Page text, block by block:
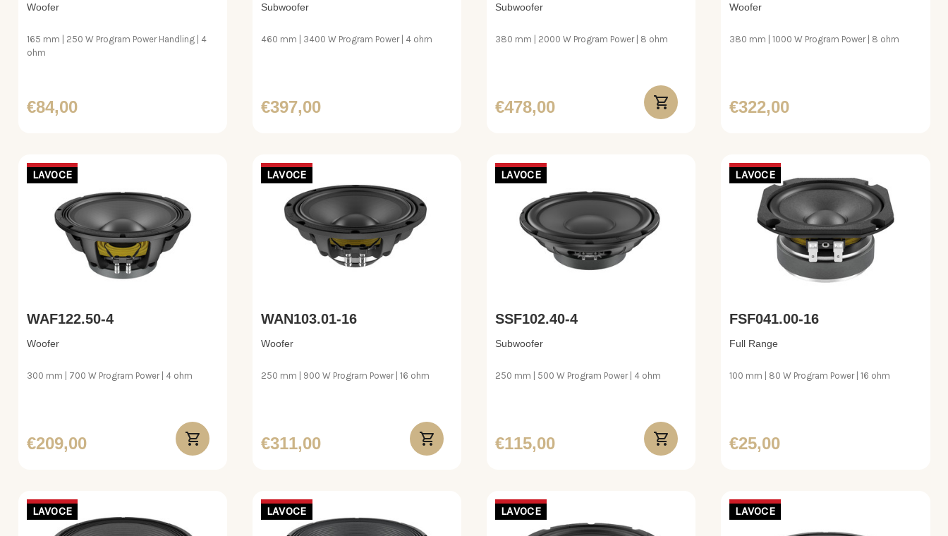
Woofer
165 mm | 250 W Program Power Handling | 4
ohm
€84,00
Subwoofer
460 mm | 3400 W Program Power | 4 ohm
€397,00
Subwoofer
380 mm | 2000 W Program Power | 8 ohm
€478,00
Woofer
380 mm | 1000 W Program Power | 8 ohm
€322,00
LAVOCE
WAF122.50-4
Woofer
300 mm | 700 W Program Power | 4 ohm
€209,00
LAVOCE
WAN103.01-16
Woofer
250 mm | 900 W Program Power | 16 ohm
€311,00
LAVOCE
SSF102.40-4
Subwoofer
250 mm | 500 W Program Power | 4 ohm
€115,00
LAVOCE
FSF041.00-16
Full Range
100 mm | 80 W Program Power | 16 ohm
€25,00
LAVOCE LAVOCE LAVOCE LAVOCE